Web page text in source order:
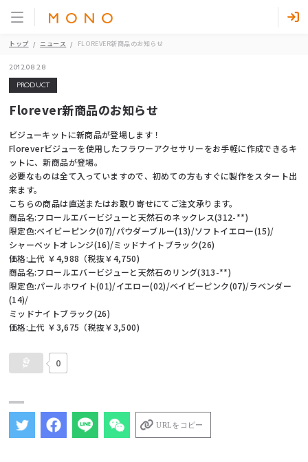
トップ ニュース FLOREVER新商品のお知らせ
2012.08.28
PRODUCT
Florever新商品のお知らせ
ビジューキットに新商品が登場します！
Floreverビジューを使用したフラワーアクセサリーをお手軽に作成できるキ
ットに、新商品が登場。
必要なものは全て入っていますので、初めての方もすぐに製作をスタート出
来ます。
こちらの商品は直送またはお取り寄せにてご注文承ります。
商品名:フロールエバービジューと天然石のネックレス(312-**)
限定色:ベイビーピンク(07)/パウダーブルー(13)/ソフトイエロー(15)/
シャーベットオレンジ(16)/ミッドナイトブラック(26)
価格:上代 ￥4,988（税抜￥4,750)
商品名:フロールエバービジューと天然石のリング(313-**)
限定色:パールホワイト(01)/イエロー(02)/ベイビーピンク(07)/ラベンダー
(14)/
ミッドナイトブラック(26)
価格:上代 ￥3,675（税抜￥3,500)
0
URLをコピー